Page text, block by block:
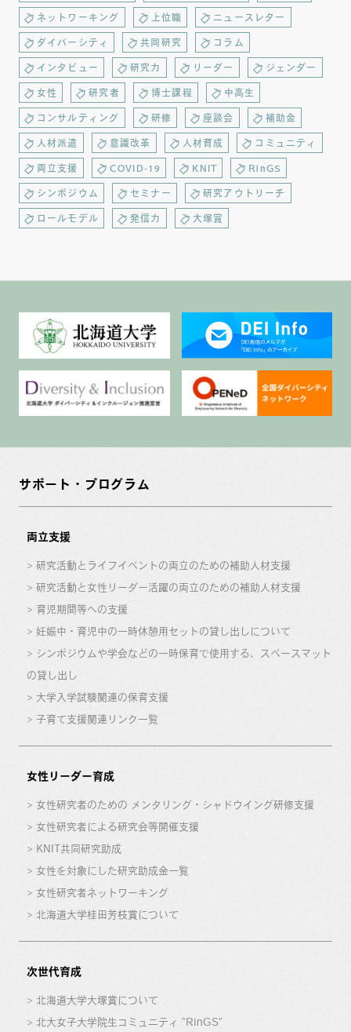
ネットワーキング 上位職 ニュースレター
ダイバーシティ 共同研究 コラム
インタビュー 研究力 リーダー ジェンダー
女性 研究者 博士課程 中高生
コンサルティング 研修 座談会 補助金
人材派遣 意識改革 人材育成 コミュニティ
両立支援 COVID-19 KNIT RinGS
シンポジウム セミナー 研究アウトリーチ
ロールモデル 発信力 大塚賞
サポート・プログラム
両立支援
研究活動とライフイベントの両立のための補助人材支援
研究活動と女性リーダー活躍の両立のための補助人材支援
育児期間等への支援
妊娠中・育児中の一時休憩用セットの貸し出しについて
シンポジウムや学会などの一時保育で使用する、スペースマット
の貸し出し
大学入学試験関連の保育支援
子育て支援関連リンク一覧
女性リーダー育成
女性研究者のための メンタリング・シャドウイング研修支援
女性研究者による研究会等開催支援
KNIT共同研究助成
女性を対象にした研究助成金一覧
女性研究者ネットワーキング
北海道大学桂田芳枝賞について
次世代育成
北海道大学大塚賞について
北大女子大学院生コミュニティ “RinGS”